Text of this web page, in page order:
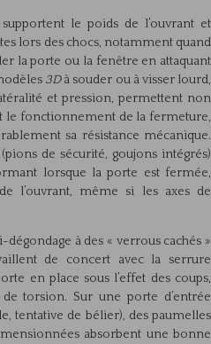
le poids de l’ouvrant et
lors des chocs, notamment quand
la porte ou la fenêtre en attaquant
3Dà souder ou à visser lourd,
et pression, permettent non
le fonctionnement de la fermeture,
sa résistance mécanique.
(pions de sécurité, goujons intégrés)
lorsque la porte est fermée,
l’ouvrant, même si les axes de
à des « verrous cachés »
de concert avec la serrure
en place sous l’effet des coups,
torsion. Sur une porte d’entrée
tentative de bélier), des paumelles
absorbent une bonne